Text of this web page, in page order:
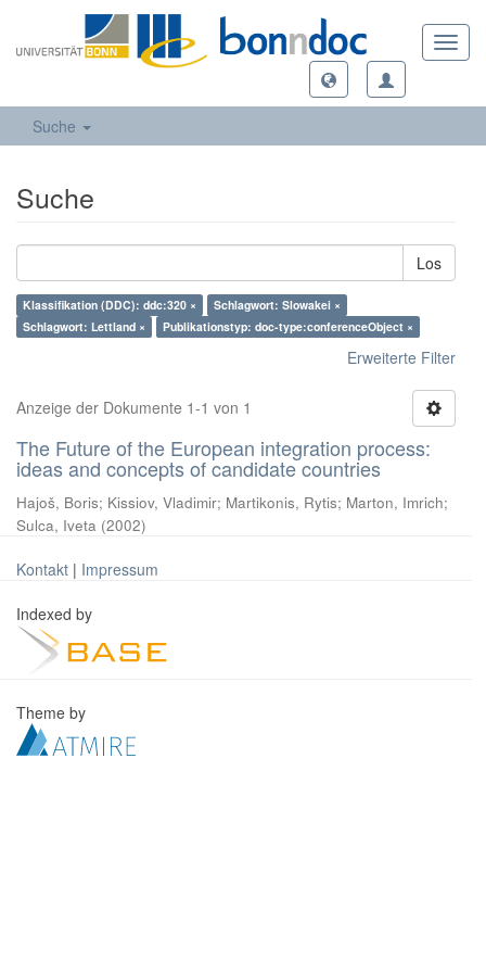
Suche
Suche
Los
Klassifikation (DDC): ddc:320 ×
Schlagwort: Slowakei ×
Schlagwort: Lettland ×
Publikationstyp: doc-type:conferenceObject ×
Erweiterte Filter
Anzeige der Dokumente 1-1 von 1
The Future of the European integration process:
ideas and concepts of candidate countries
Hajoš, Boris; Kissiov, Vladimir; Martikonis, Rytis; Marton, Imrich;
Sulca, Iveta (2002)
Kontakt | Impressum
Indexed by
Theme by